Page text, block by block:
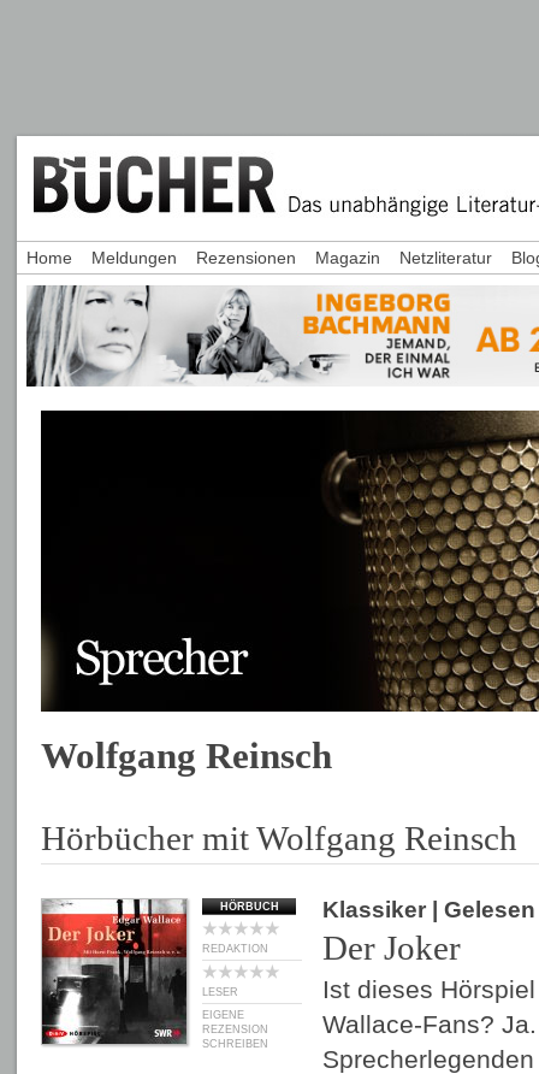
Wolfgang Reinsch
Hörbücher mit Wolfgang Reinsch
HÖRBUCH
REDAKTION
LESER
EIGENE
REZENSION
SCHREIBEN
Klassiker |
Der Joker
Ist dieses
Wallace-Fans?
Home Meldungen Rezensionen Magazin Netzliteratur